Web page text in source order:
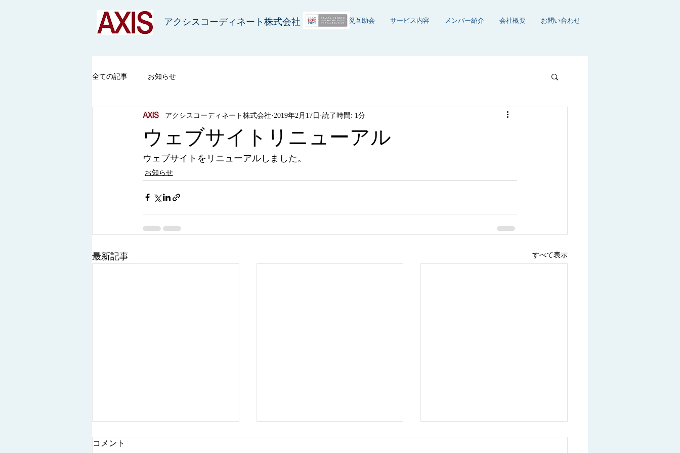
アクシスコーディネート株式会社 ホーム 防災互助会 サービス内容 メンバー紹介 会社概要 お問い合わせ
全ての記事 お知らせ
ウェブサイトリニューアル
アクシスコーディネート株式会社 2019年2月17日 読了時間: 1分
ウェブサイトをリニューアルしました。
お知らせ
最新記事 すべて表示
コメント